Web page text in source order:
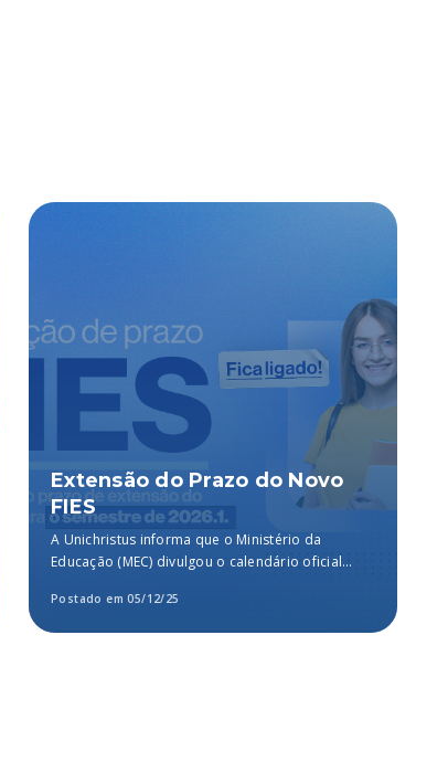
Extensão do Prazo do Novo
FIES
A Unichristus informa que o Ministério da
Educação (MEC) divulgou o calendário oficial
Postado em 05/12/25